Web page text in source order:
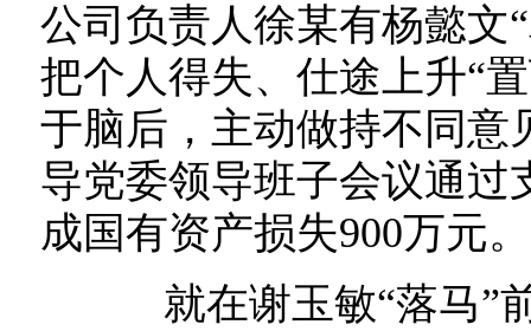
公司负责人徐某有杨懿文
把个人得失、仕途上升“
于脑后，主动做持不同意
导党委领导班子会议通过
成国有资产损失900万元。
就在谢玉敏“落马”前